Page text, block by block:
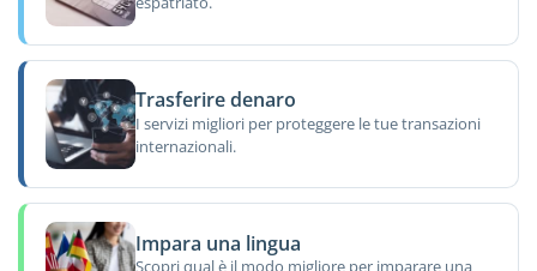
Trasferire denaro
I servizi migliori per proteggere le tue transazioni
internazionali.
Impara una lingua
Scopri qual è il modo migliore per imparare una